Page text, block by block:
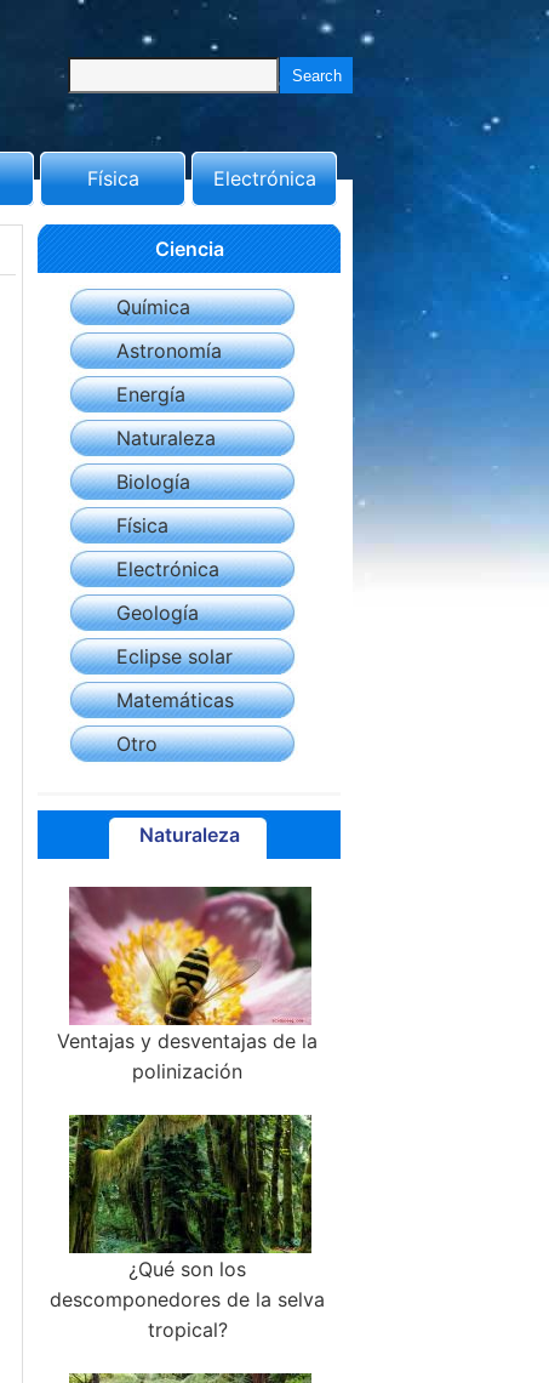
Física Electrónica
Ciencia
Química
Astronomía
Energía
Naturaleza
Biología
Física
Electrónica
Geología
Eclipse solar
Matemáticas
Otro
Naturaleza
Ventajas y desventajas de la
polinización
¿Qué son los
descomponedores de la selva
tropical?